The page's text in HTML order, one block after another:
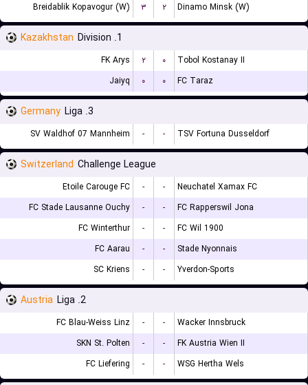
Breidablik Kopavogur (W) ۳ ۲ Dinamo Minsk (W)
Kazakhstan 1. Division
FK Arys ۲ ۰
Tobol Kostanay II
Jaiyq
۰ ۰ FC Taraz
Germany 3. Liga
SV Waldhof 07 Mannheim - - TSV Fortuna Dusseldorf
Switzerland Challenge League
Etoile Carouge FC - -
Neuchatel Xamax FC
FC Stade Lausanne Ouchy
- -
FC Rapperswil Jona
FC Winterthur
- -
FC Wil 1900
FC Aarau
- -
Stade Nyonnais
SC Kriens
- - Yverdon-Sports
Austria 2. Liga
FC Blau-Weiss Linz - -
Wacker Innsbruck
SKN St. Polten
- -
FK Austria Wien II
FC Liefering
- - WSG Hertha Wels